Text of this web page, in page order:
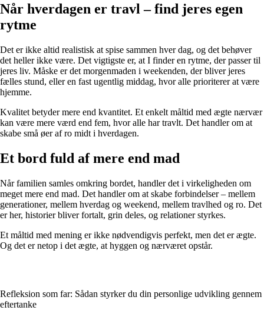
Når hverdagen er travl – find jeres egen
rytme
Det er ikke altid realistisk at spise sammen hver dag, og det behøver
det heller ikke være. Det vigtigste er, at I finder en rytme, der passer til
jeres liv. Måske er det morgenmaden i weekenden, der bliver jeres
fælles stund, eller en fast ugentlig middag, hvor alle prioriterer at være
hjemme.
Kvalitet betyder mere end kvantitet. Et enkelt måltid med ægte nærvær
kan være mere værd end fem, hvor alle har travlt. Det handler om at
skabe små øer af ro midt i hverdagen.
Et bord fuld af mere end mad
Når familien samles omkring bordet, handler det i virkeligheden om
meget mere end mad. Det handler om at skabe forbindelser – mellem
generationer, mellem hverdag og weekend, mellem travlhed og ro. Det
er her, historier bliver fortalt, grin deles, og relationer styrkes.
Et måltid med mening er ikke nødvendigvis perfekt, men det er ægte.
Og det er netop i det ægte, at hyggen og nærværet opstår.
Refleksion som far: Sådan styrker du din personlige udvikling gennem
eftertanke